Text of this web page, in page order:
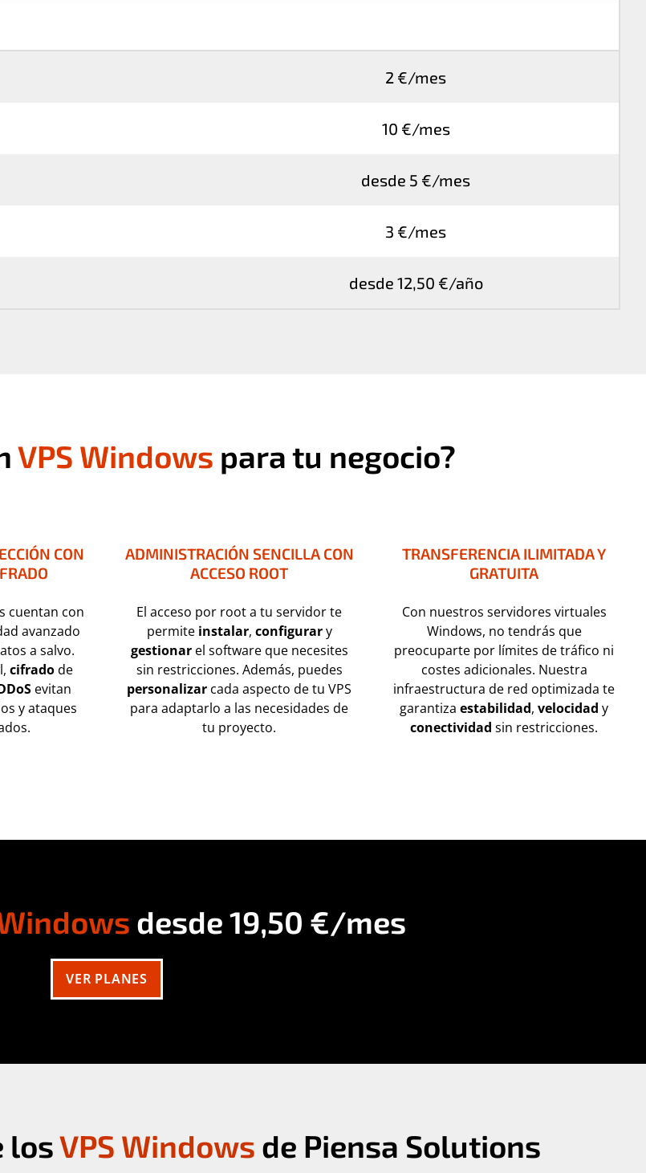
2 €/mes
10 €/mes
desde 5 €/mes
3 €/mes
desde 12,50 €/año
VPS Windows para tu negocio?
CON
cuentan con
avanzado
a salvo.
cifradode
evitan
y ataques
ADMINISTRACIÓN SENCILLA CON
ACCESO ROOT
El acceso por root a tu servidor te
permite instalar, configurary
gestionarel software que necesites
sin restricciones. Además, puedes
personalizar cada aspecto de tu VPS
para adaptarlo a las necesidades de
tu proyecto.
TRANSFERENCIA ILIMITADA Y
GRATUITA
Con nuestros servidores virtuales
Windows, no tendrás que
preocuparte por límites de tráfico ni
costes adicionales. Nuestra
infraestructura de red optimizada te
garantiza estabilidad, velocidad y
conectividad sin restricciones.
desde19,50 €/mes
VER PLANES
losVPS Windows de Piensa Solutions